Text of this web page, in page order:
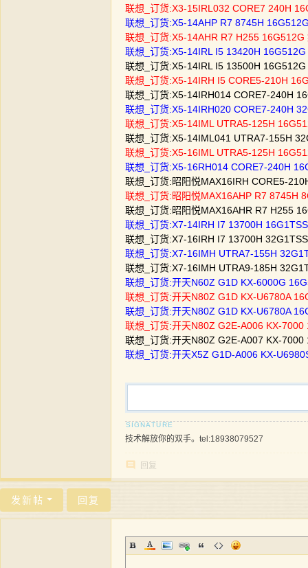
联想_订货:X3-15IRL032 CORE7 240H
联想_订货:X5-14AHP R7 8745H
联想_订货:X5-14AHR R7 H255
联想_订货:X5-14IRL I5 13420H
联想_订货:X5-14IRL I5 13500H
联想_订货:X5-14IRH I5 CORE5-210H
联想_订货:X5-14IRH014 CORE7-240H
联想_订货:X5-14IRH020 CORE7-240H
联想_订货:X5-14IML UTRA5-125H
联想_订货:X5-14IML041 UTRA7-155H
联想_订货:X5-16IML UTRA5-125H
联想_订货:X5-16RH014 CORE7-240H
联想_订货:昭阳悦MAX16IRH CORE5-
联想_订货:昭阳悦MAX16AHP R7
联想_订货:昭阳悦MAX16AHR R7 H255
联想_订货:X7-14IRH I7 13700H
联想_订货:X7-16IRH I7 13700H
联想_订货:X7-16IMH UTRA7-155H
联想_订货:X7-16IMH UTRA9-185H
联想_订货:开天N60Z G1D KX-6000G
联想_订货:开天N80Z G1D KX-U6780A
联想_订货:开天N80Z G1D KX-U6780A
联想_订货:开天N80Z G2E-A006 KX-
联想_订货:开天N80Z G2E-A007 KX-
联想_订货:开天X5Z G1D-A006 KX-
技术解放你的双手。tel:18938079527
回复
发新帖 回复